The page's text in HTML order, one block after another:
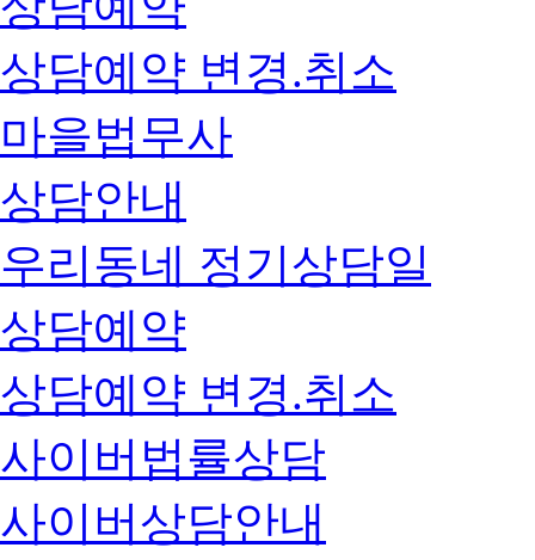
상담예약 변경.취소
마을법무사
상담안내
우리동네 정기상담일
상담예약
상담예약 변경.취소
사이버법률상담
사이버상담안내